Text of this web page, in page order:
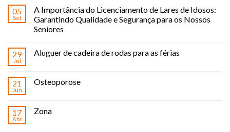
05
Set
A Importância do Licenciamento de Lares de Idosos:
Garantindo Qualidade e Segurança para os Nossos
Seniores
29
Jul
Aluguer de cadeira de rodas para as férias
21
Jun
Osteoporose
17
Abr
Zona